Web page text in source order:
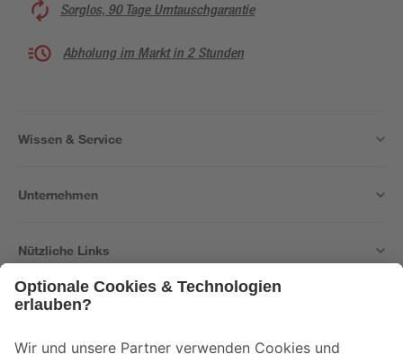
Sorglos, 90 Tage Umtauschgarantie
Abholung im Markt in 2 Stunden
Wissen & Service
Unternehmen
Nützliche Links
Der toom Newsletter: Keine Angebote und Aktionen mehr verpassen!